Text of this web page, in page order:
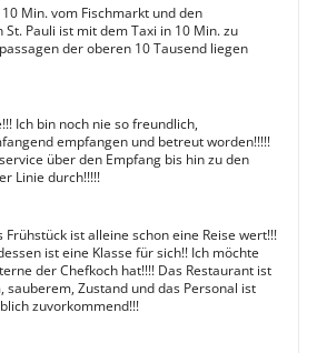
Min. vom Fischmarkt und den
St. Pauli ist mit dem Taxi in 10 Min. zu
der oberen 10 Tausend liegen
Ich bin noch nie so freundlich,
empfangen und betreut worden!!!!!
über den Empfang bis hin zu den
Linie durch!!!!!
Frühstück ist alleine schon eine Reise wert!!!
ist eine Klasse für sich!! Ich möchte
der Chefkoch hat!!!! Das Restaurant ist
Zustand und das Personal ist
zuvorkommend!!!